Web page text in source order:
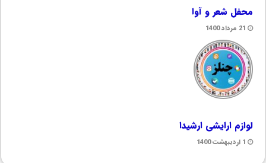
محفل شعر و آوا
21 مرداد 1400
لوازم ارایشی ارشیدا
1 اردیبهشت 1400